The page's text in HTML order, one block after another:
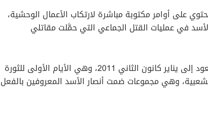
على أوامر مكتوبة مباشرة لارتكاب الأعمال الوحشية،
في عمليات القتل الجماعي التي حمَّلت مقاتلي
ووفقاً لما نشرته وكالة “رويترز” فإن تاريخ الوثائق يعود إلى يناير كانون الثاني 2011، وهي الأيام الأولى للثورة
وهي مجموعات ضمت أنصار اﻷسد المعروفين بالفعل